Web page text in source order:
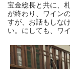
宝金総長と共に、
が終わり、ワイン
すが、お話もしな
い。にしても、ワ